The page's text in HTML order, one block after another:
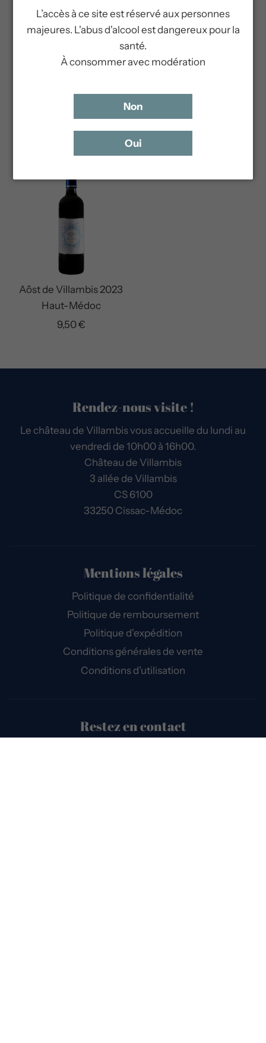
Château de Villambis
2023
14,00 €
Villambis 2023
32,20 €
Aôst de Villambis 2023
Haut-Médoc
9,50 €
Rendez-nous visite !
Le château de Villambis vous accueille du lundi au
vendredi de 10h00 à 16h00.
Château de Villambis
3 allée de Villambis
CS 6100
33250 Cissac-Médoc
Mentions légales
Politique de confidentialité
Politique de remboursement
Politique d'expédition
Conditions générales de vente
Conditions d'utilisation
Restez en contact
L’accès à ce site est réservé aux personnes
majeures. L'abus d'alcool est dangereux pour la
santé.
À consommer avec modération
Non
Oui